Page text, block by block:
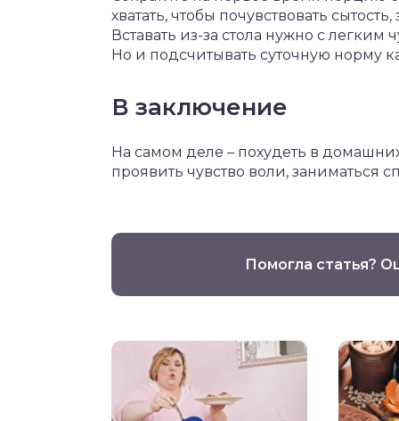
хватать, чтобы почувствовать
Вставать из-за стола нужно с легким
Но и подсчитывать суточную норму
В заключение
На самом деле – похудеть в
проявить чувство воли, заниматься
Помогла статья?